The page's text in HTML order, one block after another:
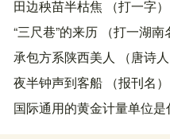
田边秧苗半枯焦 （打一字）
“三尺巷”的来历 （打一湖南
承包方系陕西美人 （唐诗人
夜半钟声到客船 （报刊名）
国际通用的黄金计量单位是